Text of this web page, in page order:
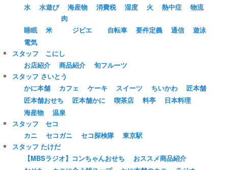
水 水遊び 海産物 消費税 湿度 火 熱中症 物流
睡眠 米
肉
ジビエ
自転車 要件定義 通信
遊泳
電気
スタッフ こにし
お店紹介
商品紹介
旬フルーツ
スタッフ さいとう
かに本舗
カフェ ケーキ スイーツ ちいかわ
匠本舗
匠本舗おせち
匠本舗かに 喫茶店 料亭
日本料理
海産物
温泉
スタッフ セコ
カニ
セコガニ セコ探検隊
東京駅
スタッフ たけだ
【MBSラジオ】コンちゃんおせち
おススメ商品紹介